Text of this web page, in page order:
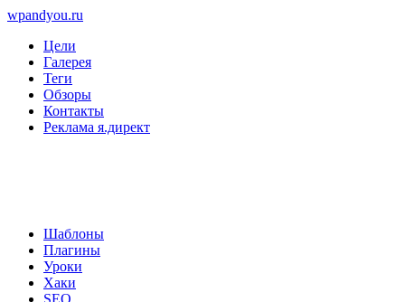
wpandyou.ru
Цели
Галерея
Теги
Обзоры
Контакты
Реклама я.директ
Шаблоны
Плагины
Уроки
Хаки
SEO